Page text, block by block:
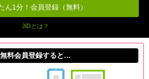
ん1分！会員登録（無料）
JIDとは？
無料会員登録すると…